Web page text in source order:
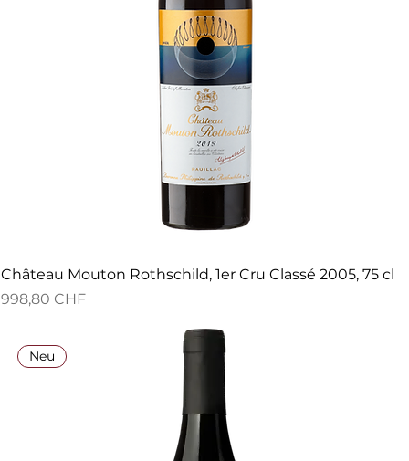
Château Mouton Rothschild, 1er Cru Classé 2005, 75 cl
Preis
998,80 CHF
Neu